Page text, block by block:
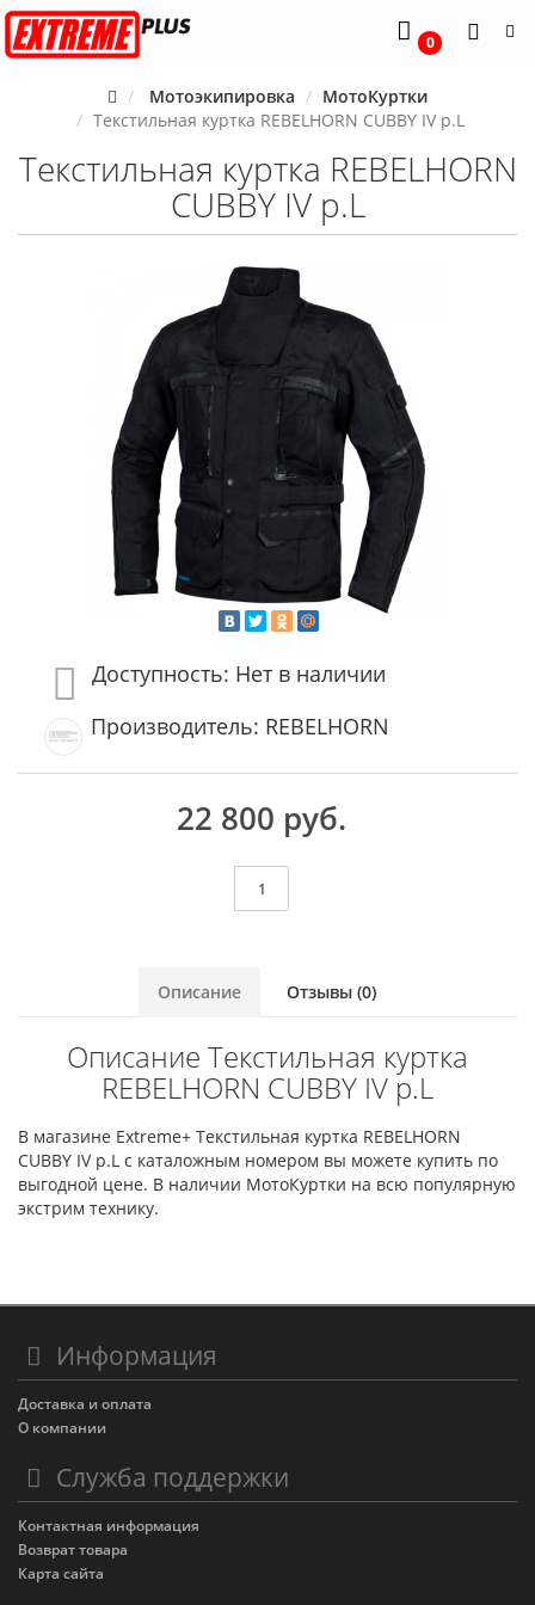
0
Мотоэкипировка
МотоКуртки
Текстильная куртка REBELHORN CUBBY IV p.L
Текстильная куртка REBELHORN
CUBBY IV p.L
Доступность: Нет в наличии
Производитель: REBELHORN
22 800 руб.
Описание Отзывы (0)
Описание Текстильная куртка
REBELHORN CUBBY IV p.L
В магазине Extreme+ Текстильная куртка REBELHORN
CUBBY IV p.L с каталожным номером вы можете купить по
выгодной цене. В наличии МотоКуртки на всю популярную
экстрим технику.
Информация
Доставка и оплата
О компании
Служба поддержки
Контактная информация
Возврат товара
Карта сайта